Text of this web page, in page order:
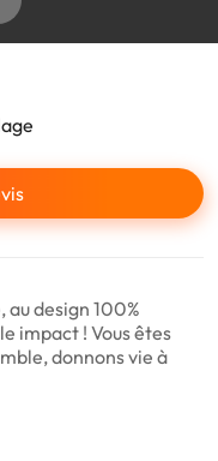
design 100%
impact ! Vous êtes
donnons vie à